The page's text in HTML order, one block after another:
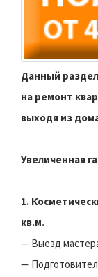
Данный
на ремонт
выходя из
Увеличенная
1.
кв.м.
— Выезд
—